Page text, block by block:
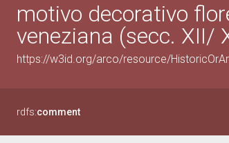
motivo decorativo
veneziana (secc. XII/
https://w3id.org/arco/resource/
rdfs:comment